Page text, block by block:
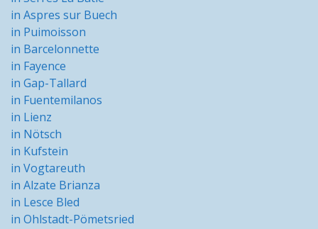
in Aspres sur Buech
in Puimoisson
in Barcelonnette
in Fayence
in Gap-Tallard
in Fuentemilanos
in Lienz
in Nötsch
in Kufstein
in Vogtareuth
in Alzate Brianza
in Lesce Bled
in Ohlstadt-Pömetsried